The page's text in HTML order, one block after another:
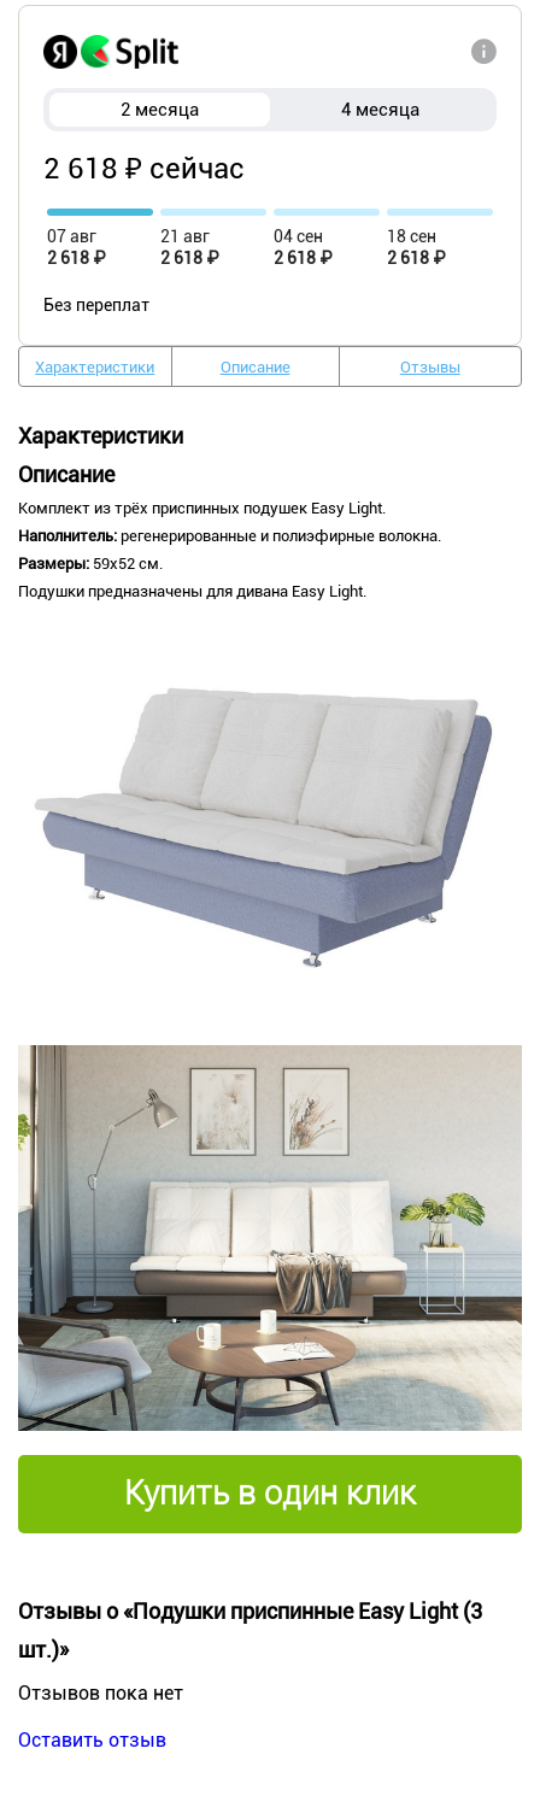
2 месяца 4 месяца
2 618 ₽ сейчас
07 авг
2 618 ₽
21 авг
2 618 ₽
04 сен
2 618 ₽
18 сен
2 618 ₽
Без переплат
Характеристики Описание Отзывы
Характеристики
Описание
Комплект из трёх приспинных подушек Easy Light.
Наполнитель: регенерированные и полиэфирные волокна.
Размеры: 59х52 см.
Подушки предназначены для дивана Easy Light.
Купить в один клик
Отзывы о «Подушки приспинные Easy Light (3
шт.)»
Отзывов пока нет
Оставить отзыв